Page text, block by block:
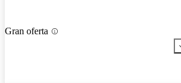
Gran oferta